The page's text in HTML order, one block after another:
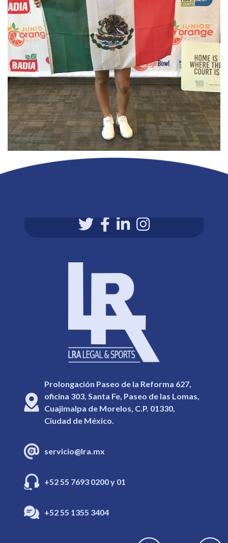
Prolongación Paseo de la Reforma 627,
oficina 303, Santa Fe, Paseo de las Lomas,
Cuajimalpa de Morelos, C.P. 01330,
Ciudad de México.
servicio@lra.mx
+52 55 7693 0200 y 01
+52 55 1355 3404